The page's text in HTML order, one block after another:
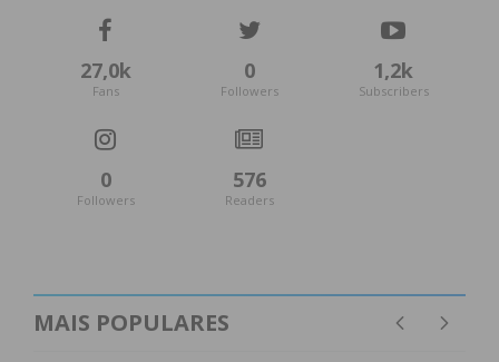
27,0k
Fans
0
Followers
1,2k
Subscribers
0
Followers
576
Readers
MAIS POPULARES